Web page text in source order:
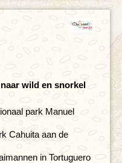
wild en snorkel
park Manuel
Cahuita aan de
in Tortuguero